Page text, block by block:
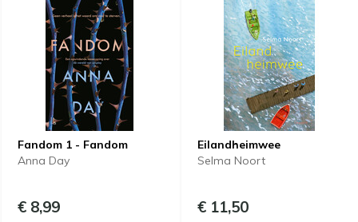
Fandom 1 - Fandom
Anna Day
€ 8,99
Eilandheimwee
Selma Noort
€ 11,50